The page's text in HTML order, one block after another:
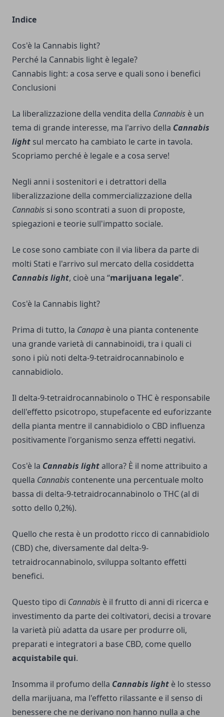
Indice
Cos'è la Cannabis light?
Perché la Cannabis light è legale?
Cannabis light: a cosa serve e quali sono i benefici
Conclusioni
La liberalizzazione della vendita della Cannabis è un
tema di grande interesse, ma l'arrivo della Cannabis
light sul mercato ha cambiato le carte in tavola.
Scopriamo perché è legale e a cosa serve!
Negli anni i sostenitori e i detrattori della
liberalizzazione della commercializzazione della
Cannabis si sono scontrati a suon di proposte,
spiegazioni e teorie sull'impatto sociale.
Le cose sono cambiate con il via libera da parte di
molti Stati e l'arrivo sul mercato della cosiddetta
Cannabis light, cioè una “marijuana legale”.
Cos'è la Cannabis light?
Prima di tutto, la Canapa è una pianta contenente
una grande varietà di cannabinoidi, tra i quali ci
sono i più noti delta-9-tetraidrocannabinolo e
cannabidiolo.
Il delta-9-tetraidrocannabinolo o THC è responsabile
dell'effetto psicotropo, stupefacente ed euforizzante
della pianta mentre il cannabidiolo o CBD influenza
positivamente l'organismo senza effetti negativi.
Cos'è la Cannabis lightallora? È il nome attribuito a
quella Cannabis contenente una percentuale molto
bassa di delta-9-tetraidrocannabinolo o THC (al di
sotto dello 0,2%).
Quello che resta è un prodotto ricco di cannabidiolo
(CBD) che, diversamente dal delta-9-
tetraidrocannabinolo, sviluppa soltanto effetti
benefici.
Questo tipo di Cannabis è il frutto di anni di ricerca e
investimento da parte dei coltivatori, decisi a trovare
la varietà più adatta da usare per produrre oli,
preparati e integratori a base CBD, come quello
acquistabile qui.
Insomma il profumo della Cannabis light è lo stesso
della marijuana, ma l'effetto rilassante e il senso di
benessere che ne derivano non hanno nulla a che